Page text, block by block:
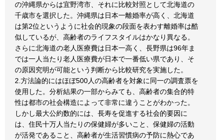
の沖縄県からは宜野湾市、それに比較対照として北海道の
千歳市を選択した。沖縄県は日本一離婚率が高く、北海道
は第2位というように社会的現象の段面を表わす離婚率は酷
似しているが、高齢者のライフスタイルはかなり異なる。
さらに北海道の老人医療費は日本一高く、長野県は96年ま
では一人当たり老人医療費が日本で一番低い県であり、そ
の原因究明が可能という判断から比較研究を実施した。
2.方法論的にはほぼ500人の高齢者を対象に同一の調査票を
使用した。分析結果の一部からみても、高齢者の集合的特
性は都市の社会構造によって非常に違うことがわかった。
しかし最大公約数的には、長寿を促進する社会的要因に
は、住民十万人当たりの保健婦が多いこと、保健婦の活動
が活発であること、高齢者が生活習慣病の予防に熱心であ